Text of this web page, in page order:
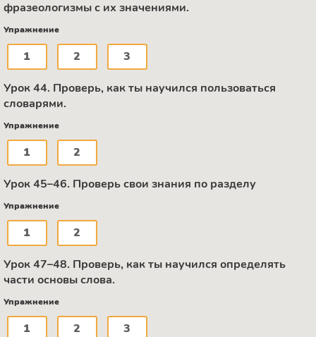
фразеологизмы с их значениями.
Упражнение
1 2 3
Урок 44. Проверь, как ты научился пользоваться
словарями.
Упражнение
1 2
Урок 45–46. Проверь свои знания по разделу
Упражнение
1 2
Урок 47–48. Проверь, как ты научился определять
части основы слова.
Упражнение
1 2 3